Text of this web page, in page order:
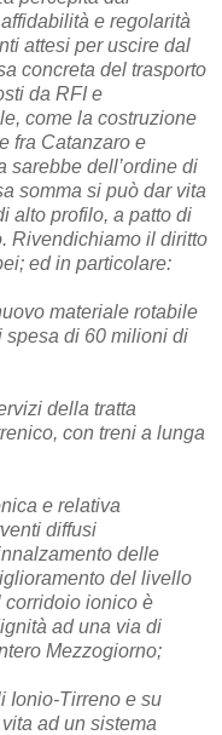
e regolarità
attesi per uscire dal
concreta del trasporto
da RFI e
come la costruzione
fra Catanzaro e
sarebbe dell’ordine di
somma si può dar vita
alto profilo, a patto di
Rivendichiamo il diritto
ed in particolare:
materiale rotabile
spesa di 60 milioni di
della tratta
con treni a lunga
e relativa
diffusi
delle
del livello
corridoio ionico è
ad una via di
Mezzogiorno;
Ionio-Tirreno e su
ad un sistema